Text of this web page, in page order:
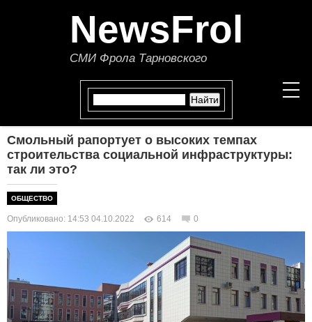
NewsFrol
СМИ Фрола Тарновского
НОВОСТИ
ПОЛИТИКА
ЭКОНОМИКА
В МИРЕ
ОБЩЕСТВО
Смольный рапортует о высоких темпах
строительства социальной инфраструктуры:
так ли это?
ОБЩЕСТВО
Опубликовано: 14:53 04.10.2022 614 0